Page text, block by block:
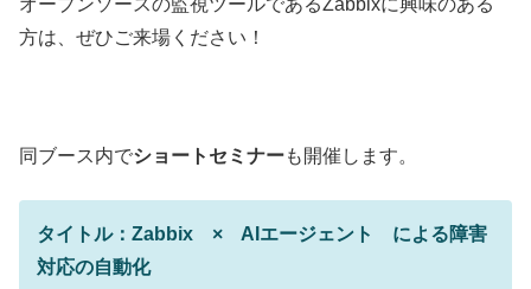
方は、ぜひご来場ください！
同ブース内でショートセミナーも開催します。
タイトル：Zabbix × AIエージェント による障害
対応の自動化